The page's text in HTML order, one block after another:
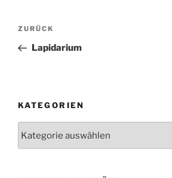
Beitragsnavigation
Vorheriger
Beitrag
ZURÜCK
Lapidarium
KATEGORIEN